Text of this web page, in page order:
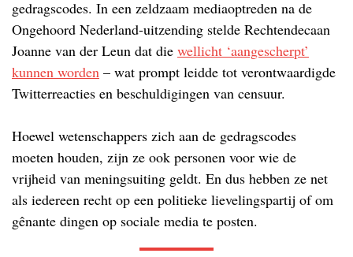
gedragscodes. In een zeldzaam mediaoptreden na de
Ongehoord Nederland-uitzending stelde Rechtendecaan
Joanne van der Leun dat die wellicht ‘aangescherpt’
kunnen worden – wat prompt leidde tot verontwaardigde
Twitterreacties en beschuldigingen van censuur.
Hoewel wetenschappers zich aan de gedragscodes
moeten houden, zijn ze ook personen voor wie de
vrijheid van meningsuiting geldt. En dus hebben ze net
als iedereen recht op een politieke lievelingspartij of om
gênante dingen op sociale media te posten.